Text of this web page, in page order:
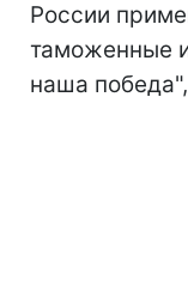
России
таможенные
наша